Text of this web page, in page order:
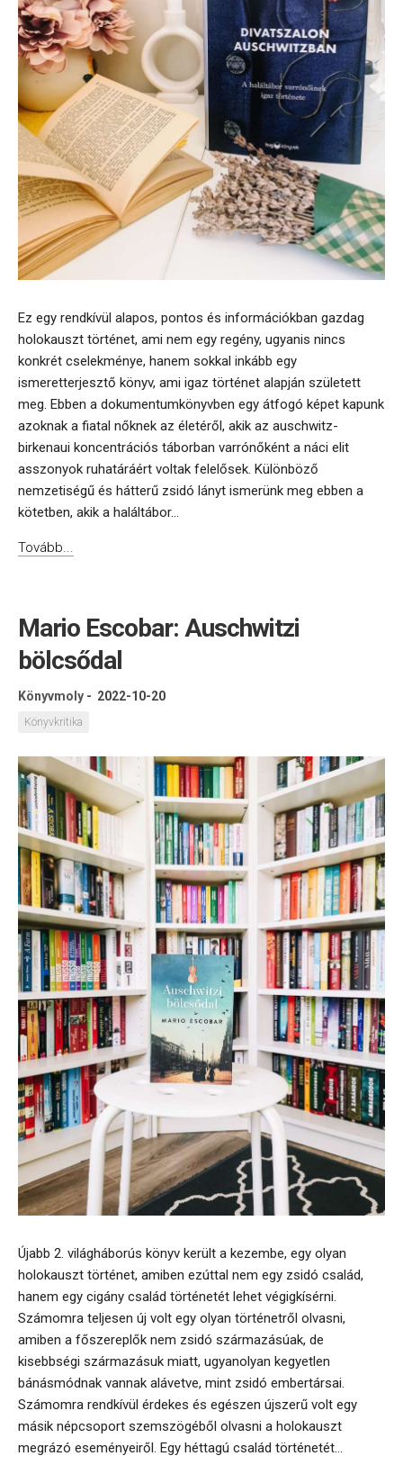
Ez egy rendkívül alapos, pontos és információkban gazdag
holokauszt történet, ami nem egy regény, ugyanis nincs
konkrét cselekménye, hanem sokkal inkább egy
ismeretterjesztő könyv, ami igaz történet alapján született
meg. Ebben a dokumentumkönyvben egy átfogó képet kapunk
azoknak a fiatal nőknek az életéről, akik az auschwitz-
birkenaui koncentrációs táborban varrónőként a náci elit
asszonyok ruhatáráért voltak felelősek. Különböző
nemzetiségű és hátterű zsidó lányt ismerünk meg ebben a
kötetben, akik a haláltábor...
Tovább...
Mario Escobar: Auschwitzi
bölcsődal
Könyvmoly - 2022-10-20
Könyvkritika
Újabb 2. világháborús könyv került a kezembe, egy olyan
holokauszt történet, amiben ezúttal nem egy zsidó család,
hanem egy cigány család történetét lehet végigkísérni.
Számomra teljesen új volt egy olyan történetről olvasni,
amiben a főszereplők nem zsidó származásúak, de
kisebbségi származásuk miatt, ugyanolyan kegyetlen
bánásmódnak vannak alávetve, mint zsidó embertársai.
Számomra rendkívül érdekes és egészen újszerű volt egy
másik népcsoport szemszögéből olvasni a holokauszt
megrázó eseményeiről. Egy héttagú család történetét...